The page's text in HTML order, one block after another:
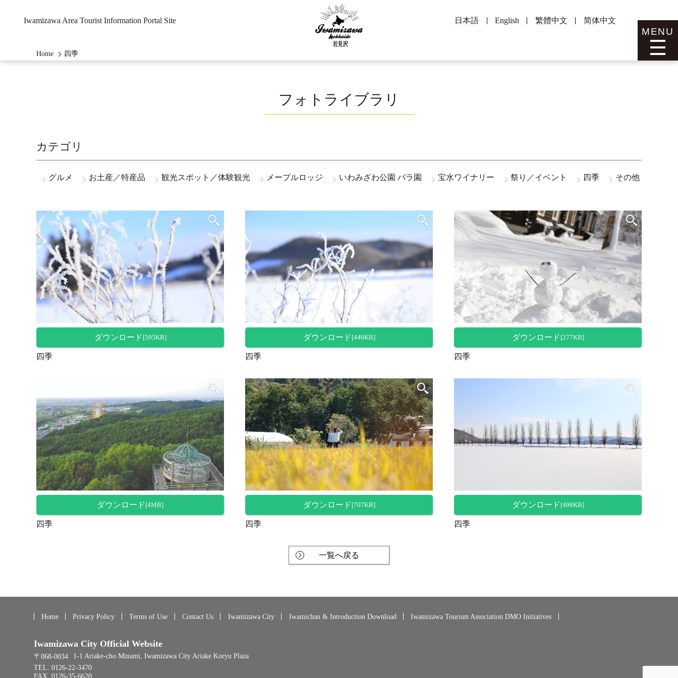
MENU
Iwamizawa Area Tourist Information Portal Site 日本語 English 繁體中文 简体中文
Home 四季
フォトライブラリ
カテゴリ
グルメ お土産／特産品 観光スポット／体験観光 メープルロッジ いわみざわ公園 バラ園 宝水ワイナリー 祭り／イベント 四季 その他
ダウンロード [595KB]
四季
ダウンロード [440KB]
四季
ダウンロード [277KB]
四季
ダウンロード [4MB]
四季
ダウンロード [707KB]
四季
ダウンロード [498KB]
四季
一覧へ戻る
Home Privacy Policy Terms of Use Contact Us Iwamizawa City Iwamichan & Introduction Download Iwamizawa Tourism Association DMO Initiatives
Iwamizawa City Official Website
〒068-0034
1-1 Ariake-cho Minami, Iwamizawa City Ariake Koryu Plaza
TEL. 0126-22-3470
FAX. 0126-35-6620